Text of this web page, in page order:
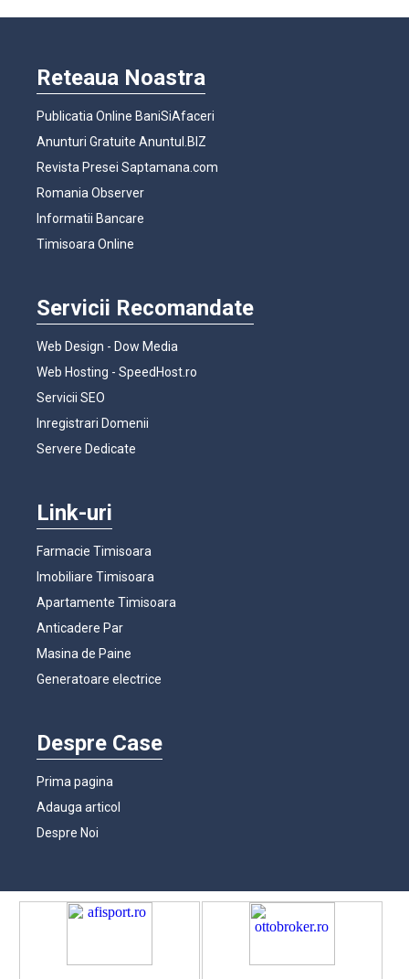
Reteaua Noastra
Publicatia Online BaniSiAfaceri
Anunturi Gratuite Anuntul.BIZ
Revista Presei Saptamana.com
Romania Observer
Informatii Bancare
Timisoara Online
Servicii Recomandate
Web Design - Dow Media
Web Hosting - SpeedHost.ro
Servicii SEO
Inregistrari Domenii
Servere Dedicate
Link-uri
Farmacie Timisoara
Imobiliare Timisoara
Apartamente Timisoara
Anticadere Par
Masina de Paine
Generatoare electrice
Despre Case
Prima pagina
Adauga articol
Despre Noi